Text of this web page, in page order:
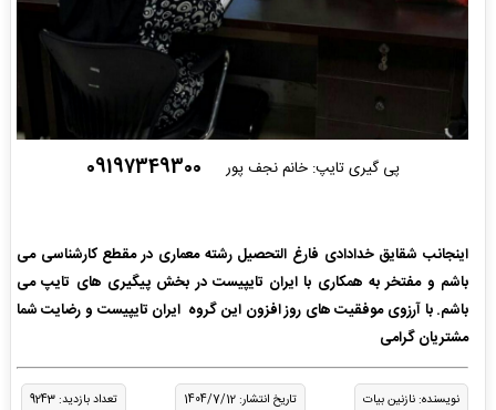
پی گیری تایپ: خانم نجف پور 09197349300
اینجانب شقایق خدادادی فارغ التحصیل رشته معماری در مقطع کارشناسی می
باشم و مفتخر به همکاری با ایران تایپیست در بخش پیگیری های تایپ می
باشم. با آرزوی موفقیت های روز افزون این گروه ایران تایپیست و رضایت شما
مشتریان گرامی
نویسنده: نازنین بیات تاریخ انتشار: 1404/7/12
تعداد بازدید: 9243